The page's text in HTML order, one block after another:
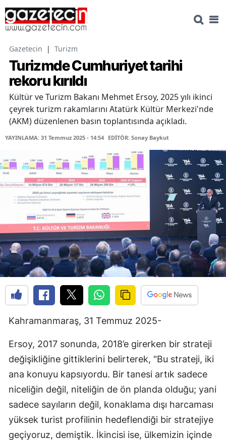
Gazetecin | Turizm
Turizmde Cumhuriyet tarihi
rekoru kırıldı
Kültür ve Turizm Bakanı Mehmet Ersoy, 2025 yılı ikinci
çeyrek turizm rakamlarını Atatürk Kültür Merkezi'nde
(AKM) düzenlenen basın toplantısında açıkladı.
YAYINLAMA: 31 Temmuz 2025 - 14:54 EDİTÖR: Sonay Baykut
Kahramanmaraş, 31 Temmuz 2025-
Ersoy, 2017 sonunda, 2018’e girerken bir strateji
değişikliğine gittiklerini belirterek, "Bu strateji, iki
ana konuyu kapsıyordu. Bir tanesi artık sadece
niceliğin değil, niteliğin de ön planda olduğu; yani
sadece sayıların değil, konaklama dışı harcaması
yüksek turist profilinin hedeflendiği bir stratejiye
geçiyoruz, demiştik. İkincisi ise, ülkemizin içinde